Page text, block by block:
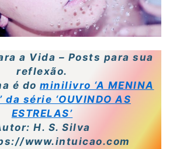
a Vida – Posts para sua
reflexão.
é do minilivro ‘A MENINA
da série ‘OUVINDO AS
ESTRELAS’
H. S. Silva
www.intuicao.com